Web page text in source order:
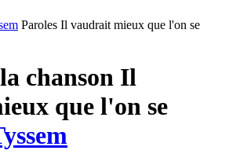
Paroles Il vaudrait mieux que l'on se
chanson Il
que l'on se